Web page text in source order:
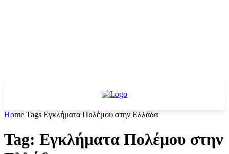
Home Tags Εγκλήματα Πολέμου στην Ελλάδα
Tag: Εγκλήματα Πολέμου στην